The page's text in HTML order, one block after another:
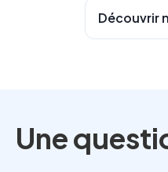
Découvrir
Une